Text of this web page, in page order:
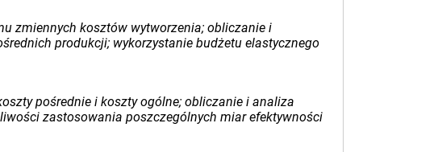
zmiennych kosztów wytworzenia; obliczanie i
produkcji; wykorzystanie budżetu elastycznego
pośrednie i koszty ogólne; obliczanie i analiza
zastosowania poszczególnych miar efektywności